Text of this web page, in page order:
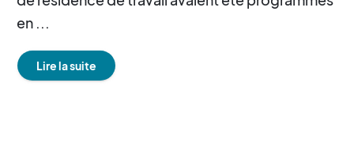
en ...
Lire la suite